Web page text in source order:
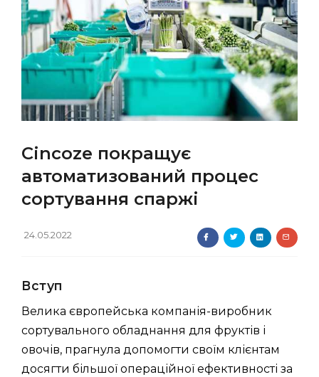
Cincoze покращує
автоматизований процес
сортування спаржі
24.05.2022
Вступ
Велика європейська компанія-виробник
сортувального обладнання для фруктів і
овочів, прагнула допомогти своїм клієнтам
досягти більшої операційної ефективності за